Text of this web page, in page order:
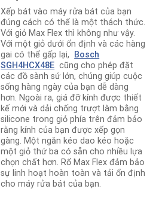
Xếp bát vào máy rửa bát của bạn
đúng cách có thể là một thách thức.
Với giỏ Max Flex thì không như vậy.
Với một giỏ dưới ổn định và các hàng
gai có thể gấp lại,
Bosch
SGH4HCX48E cũng cho phép đặt
các đồ sành sứ lớn, chúng giúp cuộc
sống hàng ngày của bạn dễ dàng
hơn. Ngoài ra, giá đỡ kính được thiết
kế mới và dải chống trượt làm bằng
silicone trong giỏ phía trên đảm bảo
rằng kính của bạn được xếp gọn
gàng. Một ngăn kéo dao kéo hoặc
một giỏ thứ ba có sẵn cho nhiều lựa
chọn chất hơn. Rổ Max Flex đảm bảo
sự linh hoạt hoàn toàn và tải ổn định
cho máy rửa bát của bạn.